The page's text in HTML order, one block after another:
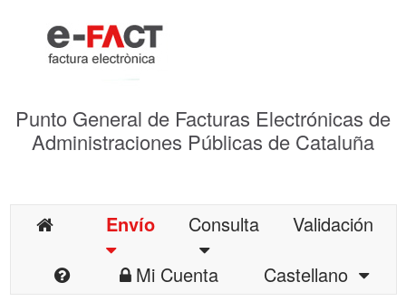
Punto General de Facturas Electrónicas de
Administraciones Públicas de Cataluña
Envío Consulta
Validación
Mi Cuenta
Castellano